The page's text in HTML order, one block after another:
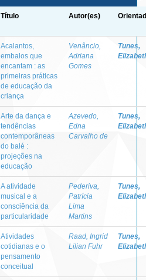
Título Autor(es)
Acalantos,
embalos que
encantam : as
primeiras práticas
de educação da
criança
Venâncio,
Adriana
Gomes
Tunes,
Arte da dança e
tendências
contemporâneas
do balé :
projeções na
educação
Azevedo,
Edna
Carvalho de
Tunes,
A atividade
musical e a
consciência da
particularidade
Pederiva,
Patrícia
Lima
Martins
Tunes,
Atividades
cotidianas e o
pensamento
conceitual
Raad, Ingrid
Lilian Fuhr
Tunes,